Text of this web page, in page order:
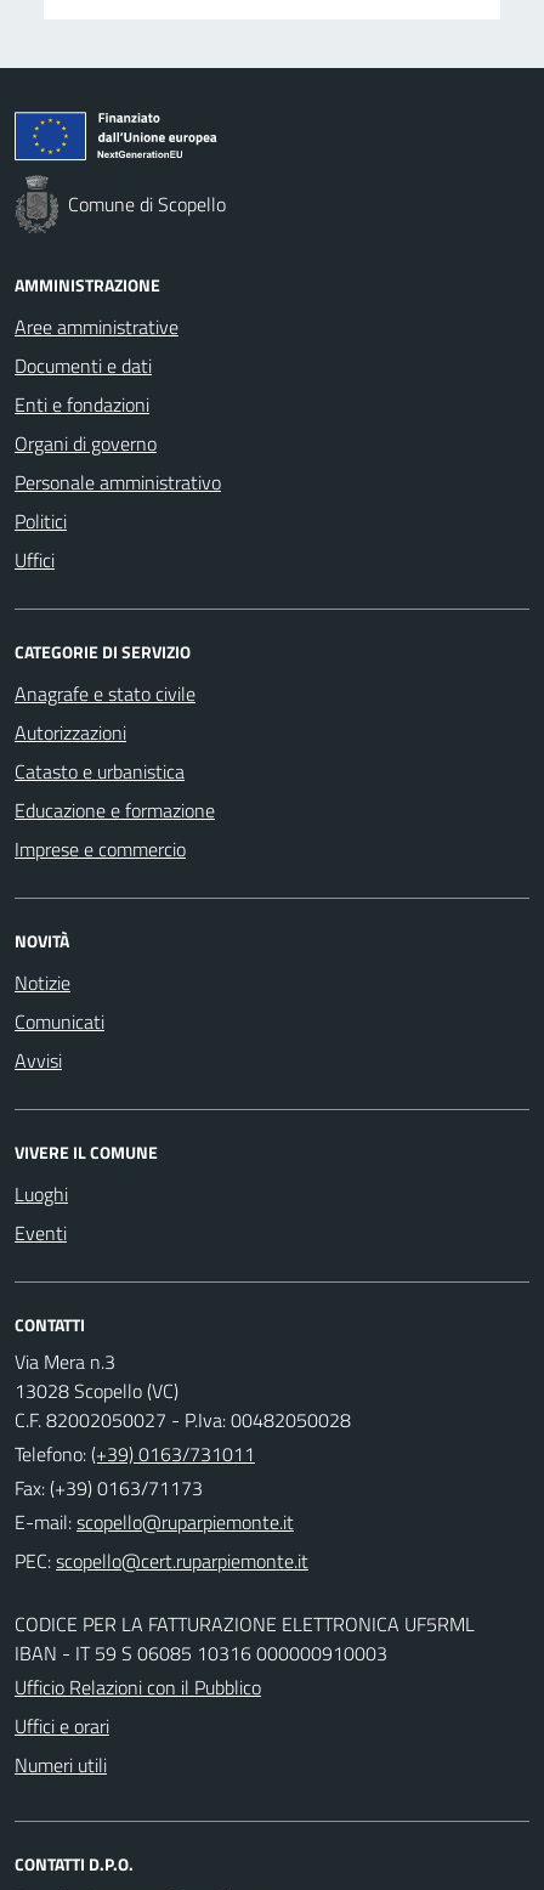
Comune di Scopello
AMMINISTRAZIONE
Aree amministrative
Documenti e dati
Enti e fondazioni
Organi di governo
Personale amministrativo
Politici
Uffici
CATEGORIE DI SERVIZIO
Anagrafe e stato civile
Autorizzazioni
Catasto e urbanistica
Educazione e formazione
Imprese e commercio
NOVITÀ
Notizie
Comunicati
Avvisi
VIVERE IL COMUNE
Luoghi
Eventi
CONTATTI
Via Mera n.3
13028 Scopello (VC)
C.F. 82002050027 - P.Iva: 00482050028
Telefono:(+39) 0163/731011
Fax: (+39) 0163/71173
E-mail:
PEC:
CODICE PER LA FATTURAZIONE ELETTRONICA UF5RML
IBAN - IT 59 S 06085 10316 000000910003
Ufficio Relazioni con il Pubblico
Uffici e orari
Numeri utili
CONTATTI D.P.O.